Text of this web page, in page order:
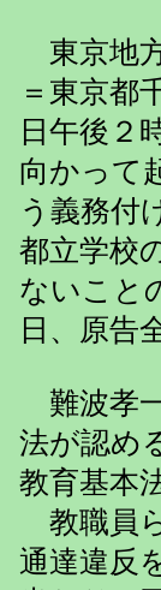
東京地
＝東京都
日午後２
向かって
う義務付
都立学校
ないこと
日、原告
難波孝
法が認め
教育基本
教職員
通達違反